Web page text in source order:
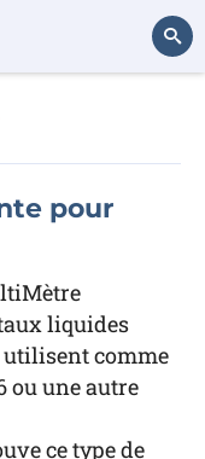
pour
liquides
utilisent comme
ou une autre
ce type de